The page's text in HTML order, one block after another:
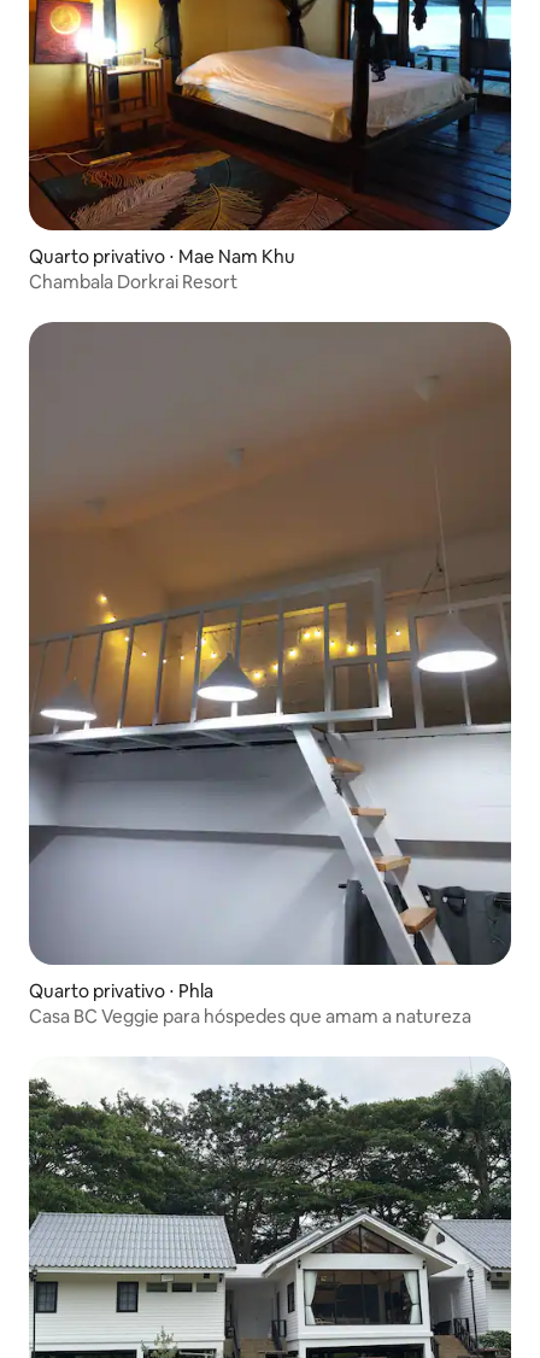
Quarto privativo ⋅ Mae Nam Khu
Chambala Dorkrai Resort
Quarto privativo ⋅ Phla
Casa BC Veggie para hóspedes que amam a natureza